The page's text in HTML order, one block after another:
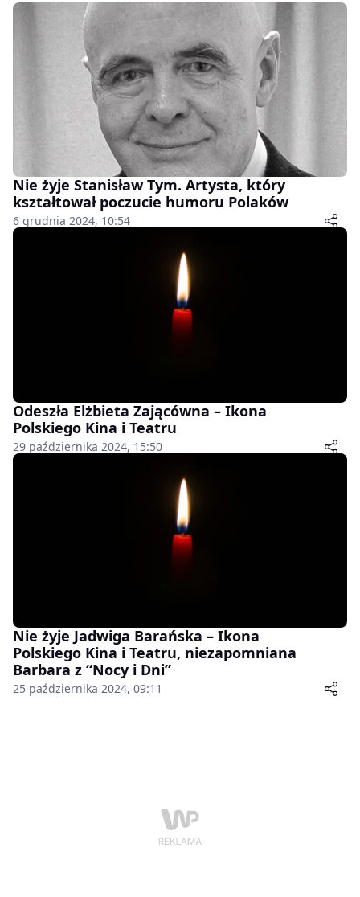
Nie żyje Stanisław Tym. Artysta, który
kształtował poczucie humoru Polaków
6 grudnia 2024, 10:54
Odeszła Elżbieta Zającówna – Ikona
Polskiego Kina i Teatru
29 października 2024, 15:50
Nie żyje Jadwiga Barańska – Ikona
Polskiego Kina i Teatru, niezapomniana
Barbara z “Nocy i Dni”
25 października 2024, 09:11